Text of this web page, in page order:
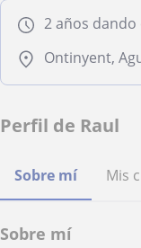
2 años dando
Ontinyent,
Perfil de Raul
Sobre mí Mis
Sobre mí